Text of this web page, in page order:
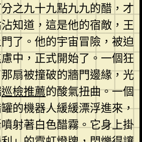
之九十九點九九的醋，才
知道，這是他的宿敵，王
了。他的宇宙冒險，被迫
中，正式開始了。一個狂
扇被撞破的牆門邊緣，光
巡檢推薦的酸氣扭曲。一個
的機器人緩緩漂浮進來，
射著白色醋霧。它身上掛